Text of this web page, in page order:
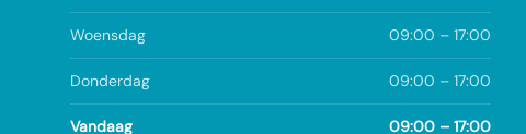
Woensdag 09:00 – 17:00
Donderdag 09:00 – 17:00
Vandaag 09:00 – 17:00